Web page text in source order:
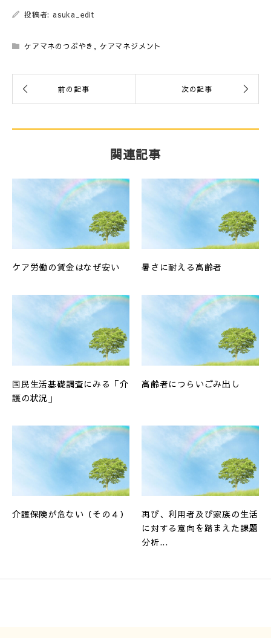
投稿者: asuka_edit
ケアマネのつぶやき , ケアマネジメント
関連記事
ケア労働の賃金はなぜ安い 暑さに耐える高齢者
国民生活基礎調査にみる「介
護の状況」
高齢者につらいごみ出し
介護保険が危ない（その４）
再び、利用者及び家族の生活
に対する意向を踏まえた課題
分析...